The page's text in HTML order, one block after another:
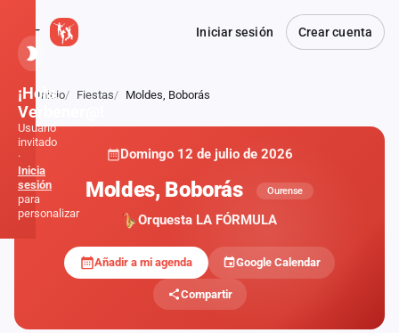
Iniciar sesión Crear cuenta
Atrás
Inicio Fiestas Moldes, Boborás
Domingo 12 de julio de 2026
Moldes, Boborás Ourense
Orquesta LA FÓRMULA
Añadir a mi agenda Google Calendar
Compartir
¡Hola,
Verbener@!
Usuario
invitado
·
Inicia
sesión
para
personalizar